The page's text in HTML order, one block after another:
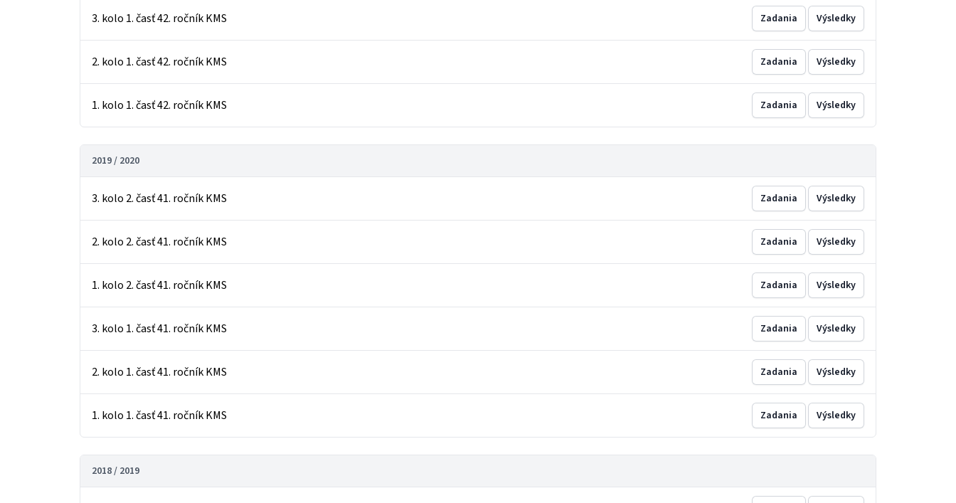
3. kolo 1. časť 42. ročník KMS Zadania Výsledky
2. kolo 1. časť 42. ročník KMS Zadania Výsledky
1. kolo 1. časť 42. ročník KMS Zadania Výsledky
2019 / 2020
3. kolo 2. časť 41. ročník KMS Zadania Výsledky
2. kolo 2. časť 41. ročník KMS Zadania Výsledky
1. kolo 2. časť 41. ročník KMS Zadania Výsledky
3. kolo 1. časť 41. ročník KMS Zadania Výsledky
2. kolo 1. časť 41. ročník KMS Zadania Výsledky
1. kolo 1. časť 41. ročník KMS Zadania Výsledky
2018 / 2019